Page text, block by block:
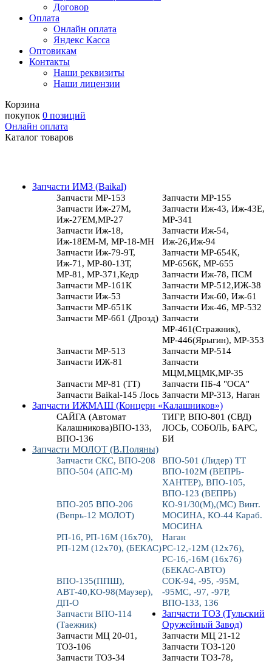
Договор
Оплата
Онлайн оплата
Яндекс Касса
Оптовикам
Контакты
Наши реквизиты
Наши лицензии
Корзина
покупок 0 позиций
Онлайн оплата
Каталог товаров
Запчасти ИМЗ (Baikal)
Запчасти МР-153
Запчасти МР-155
Запчасти Иж-27М,
Иж-27ЕМ,МР-27
Запчасти Иж-43, Иж-43Е,
МР-341
Запчасти Иж-18,
Иж-18ЕМ-М, МР-18-МН
Запчасти Иж-54,
Иж-26,Иж-94
Запчасти Иж-79-9Т,
Иж-71, МР-80-13Т,
МР-81, МР-371,Кедр
Запчасти МР-654К,
МР-656К, МР-655
Запчасти Иж-78, ПСМ
Запчасти МР-161К
Запчасти МР-512,ИЖ-38
Запчасти Иж-53
Запчасти Иж-60, Иж-61
Запчасти МР-651К
Запчасти Иж-46, МР-532
Запчасти МР-661 (Дрозд) Запчасти
МР-461(Стражник),
МР-446(Ярыгин), МР-353
Запчасти МР-513
Запчасти МР-514
Запчасти ИЖ-81
Запчасти
МЦМ,МЦМК,МР-35
Запчасти МР-81 (ТТ)
Запчасти ПБ-4 "ОСА"
Запчасти Baikal-145 Лось Запчасти МР-313, Наган
Запчасти ИЖМАШ (Концерн «Калашников»)
САЙГА (Автомат
Калашникова)ВПО-133,
ВПО-136
ТИГР, ВПО-801 (СВД)
ЛОСЬ, СОБОЛЬ, БАРС,
БИ
Запчасти МОЛОТ (В.Поляны)
Запчасти СКС, ВПО-208
ВПО-501 (Лидер) ТТ
ВПО-504 (АПС-М)
ВПО-102М (ВЕПРЬ-
ХАНТЕР), ВПО-105,
ВПО-123 (ВЕПРЬ)
ВПО-205 ВПО-206
(Вепрь-12 МОЛОТ)
КО-91/30(М),(МС) Винт.
МОСИНА, КО-44 Караб.
МОСИНА
РП-16, РП-16М (16х70),
РП-12М (12х70), (БЕКАС)
Наган
РС-12,-12М (12х76),
РС-16,-16М (16х76)
(БЕКАС-АВТО)
ВПО-135(ППШ),
АВТ-40,КО-98(Маузер),
ДП-О
СОК-94, -95, -95М,
-95МС, -97, -97Р,
ВПО-133, 136
Запчасти ВПО-114
(Таежник)
Запчасти ТОЗ (Тульский
Оружейный Завод)
Запчасти МЦ 20-01,
ТОЗ-106
Запчасти МЦ 21-12
Запчасти ТОЗ-120
Запчасти ТОЗ-34
Запчасти ТОЗ-78,